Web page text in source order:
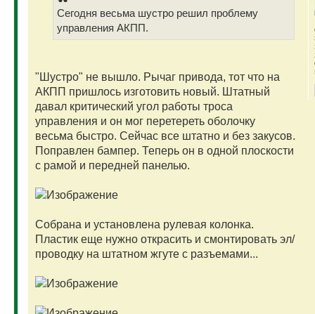
Сегодня весьма шустро решил проблему
управления АКПП.
"Шустро" не вышло. Рычаг привода, тот что на
АКПП пришлось изготовить новый. Штатный
давал критический угол работы троса
управления и он мог перетереть оболочку
весьма быстро. Сейчас все штатно и без закусов.
Поправлен бампер. Теперь он в одной плоскости
с рамой и передней панелью.
Собрана и установлена рулевая колонка.
Пластик еще нужно открасить и смонтировать эл/
проводку на штатном жгуте с разъемами...